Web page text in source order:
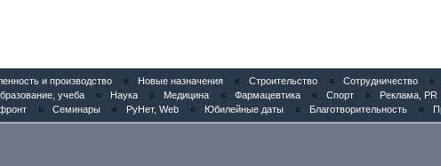
и производство « Новые назначения « Строительство « Сотрудничество «
учеба « Наука « Медицина « Фармацевтика « Спорт « Реклама, PR
« Семинары « РуНет, Web « Юбилейные даты « Благотворительность «